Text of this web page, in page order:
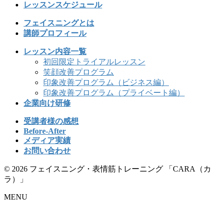
レッスンスケジュール
フェイスニングとは
講師プロフィール
レッスン内容一覧
初回限定トライアルレッスン
笑顔改善プログラム
印象改善プログラム（ビジネス編）
印象改善プログラム（プライベート編）
企業向け研修
受講者様の感想
Before-After
メディア実績
お問い合わせ
© 2026 フェイスニング・表情筋トレーニング 「CARA（カ
ラ）」
MENU